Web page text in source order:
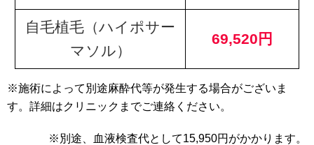
自毛植毛（ハイポサー
マソル）
69,520円
※施術によって別途麻酔代等が発生する場合がございま
す。詳細はクリニックまでご連絡ください。
※別途、血液検査代として15,950円がかかります。